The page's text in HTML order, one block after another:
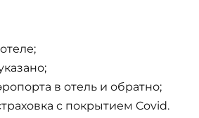
в отель и обратно;
с покрытием Covid.